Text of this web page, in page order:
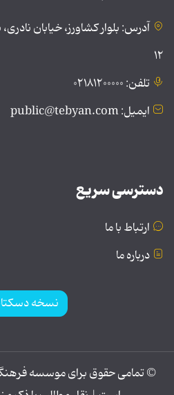
آدرس: بلوار کشاورز، خیابان
۱۲
تلفن: ۰۲۱۸۱۲۰۰۰۰۰
ایمیل: public@tebyan.com
دسترسی سریع
ارتباط با ما
درباره ما
نسخه
© تمامی حقوق برای موسسه